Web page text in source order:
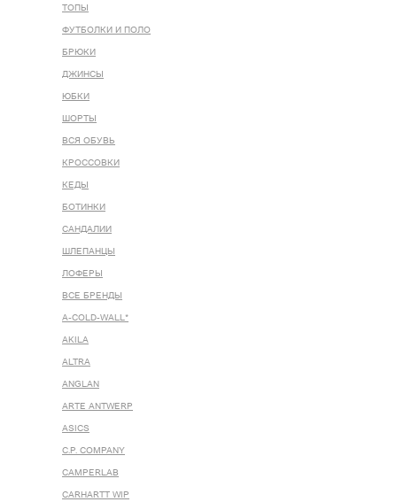
ТОПЫ
ФУТБОЛКИ И ПОЛО
БРЮКИ
ДЖИНСЫ
ЮБКИ
ШОРТЫ
ВСЯ ОБУВЬ
КРОССОВКИ
КЕДЫ
БОТИНКИ
САНДАЛИИ
ШЛЕПАНЦЫ
ЛОФЕРЫ
ВСЕ БРЕНДЫ
A-COLD-WALL*
AKILA
ALTRA
ANGLAN
ARTE ANTWERP
ASICS
C.P. COMPANY
CAMPERLAB
CARHARTT WIP